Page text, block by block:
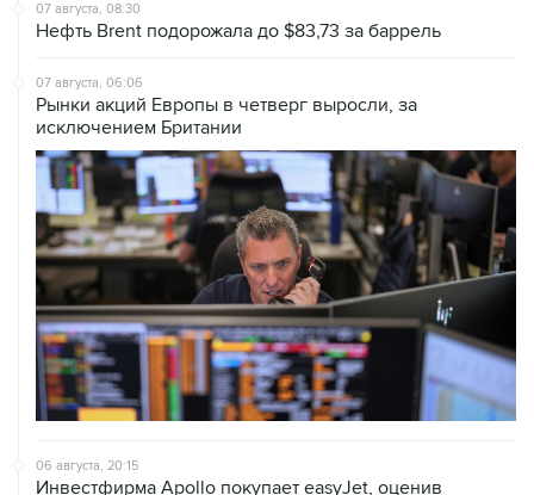
07 августа, 08:30
Нефть Brent подорожала до $83,73 за баррель
07 августа, 06:06
Рынки акций Европы в четверг выросли, за
исключением Британии
06 августа, 20:15
Инвестфирма Apollo покупает easyJet, оценив